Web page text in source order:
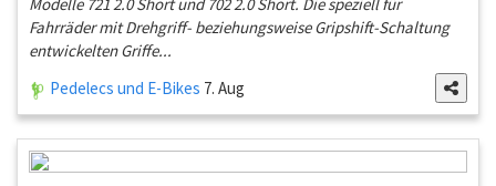
Fahrräder mit Drehgriff- beziehungsweise Gripshift-Schaltung
entwickelten Griffe...
Pedelecs und E-Bikes 7. Aug